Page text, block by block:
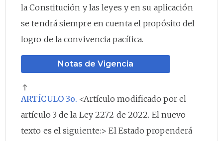
la Constitución y las leyes y en su aplicación
se tendrá siempre en cuenta el propósito del
logro de la convivencia pacífica.
Notas de Vigencia
ARTÍCULO 3o. <Artículo modificado por el
artículo 3 de la Ley 2272 de 2022. El nuevo
texto es el siguiente:> El Estado propenderá